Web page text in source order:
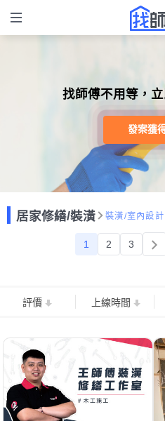
找師傅不用等，
發案獲
居家修繕/裝潢 裝潢/室內設計
1 2 3
評價 上線時間